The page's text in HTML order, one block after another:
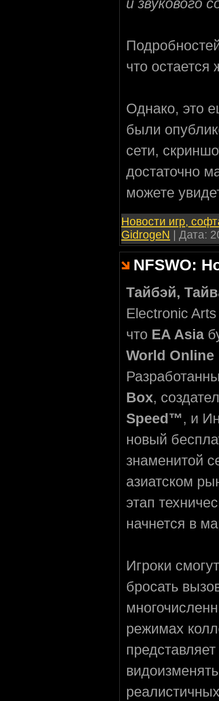
и звукового
что остается
Однако, это
были
сети,
достаточно
можете
Новости игр,
GidrogeN | Дата:
NFSWO:
Тайбэй,
Electronic
что EA Asia
World Online
Box,
Speed™, и
новый
знаменитой
азиатском
этап
начнется в
Игроки
бросать
режимах